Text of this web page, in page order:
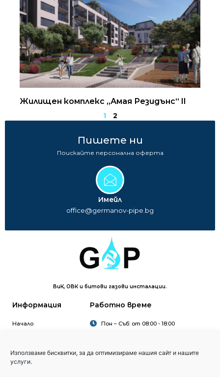
Използваме бисквитки, за да оптимизираме нашия сайт и нашите
услуги.
Жилищен комплекс „Амая Резидънс“ II
1 2
Пишете ни
Поискайте персонална оферта
Имейл
office@germanov-pipe.bg
ВиК, ОВК и битови газови инсталации.
Информация
Начало
Цени
Проекти
Работно време
Пон – Съб: от 08:00 - 18:00